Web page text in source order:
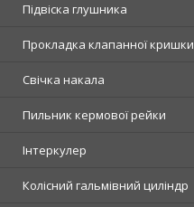
Підвіска глушника
Прокладка клапанної кришки
Свічка накала
Пильник кермової рейки
Інтеркулер
Колісний гальмівний циліндр